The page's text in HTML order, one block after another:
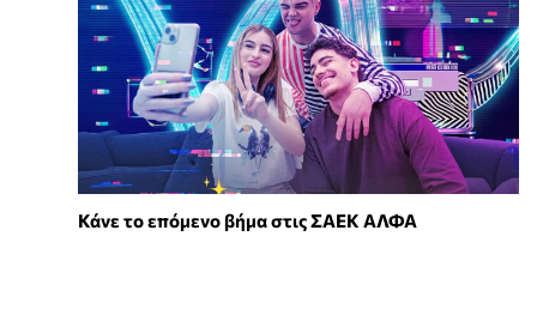
Κάνε το επόμενο βήμα στις ΣΑΕΚ ΑΛΦΑ